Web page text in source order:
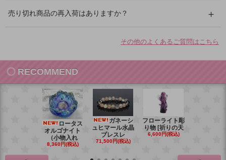
売り切れ商品の再入荷はありますか？
その他のよくあるご質問はこちら
RECOMMEND
ロータス
オルゴナイト
（小物入れ
8,360円(税込)
ガネーシ
ュヒマール水晶
ブレスレ
71,500円(税込)
フローライト彫
り物 [祈りの天
6,600円(税込)